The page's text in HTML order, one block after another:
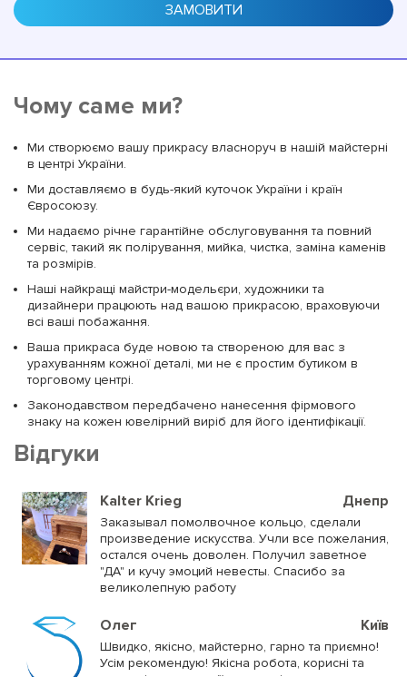
ЗАМОВИТИ
Чому саме ми?
Ми створюємо вашу прикрасу власноруч в нашій майстерні
в центрі України.
Ми доставляємо в будь-який куточок України і країн
Євросоюзу.
Ми надаємо річне гарантійне обслуговування та повний
сервіс, такий як полірування, мийка, чистка, заміна каменів
та розмірів.
Наші найкращі майстри-модельєри, художники та
дизайнери працюють над вашою прикрасою, враховуючи
всі ваші побажання.
Ваша прикраса буде новою та створеною для вас з
урахуванням кожної деталі, ми не є простим бутиком в
торговому центрі.
Законодавством передбачено нанесення фірмового
знаку на кожен ювелірний виріб для його ідентифікації.
Відгуки
Kalter Krieg Днепр
Заказывал помолвочное кольцо, сделали
произведение искусства. Учли все пожелания,
остался очень доволен. Получил заветное
"ДА" и кучу эмоций невесты. Спасибо за
великолепную работу
Олег Київ
Швидко, якісно, майстерно, гарно та приємно!
Усім рекомендую! Якісна робота, корисні та